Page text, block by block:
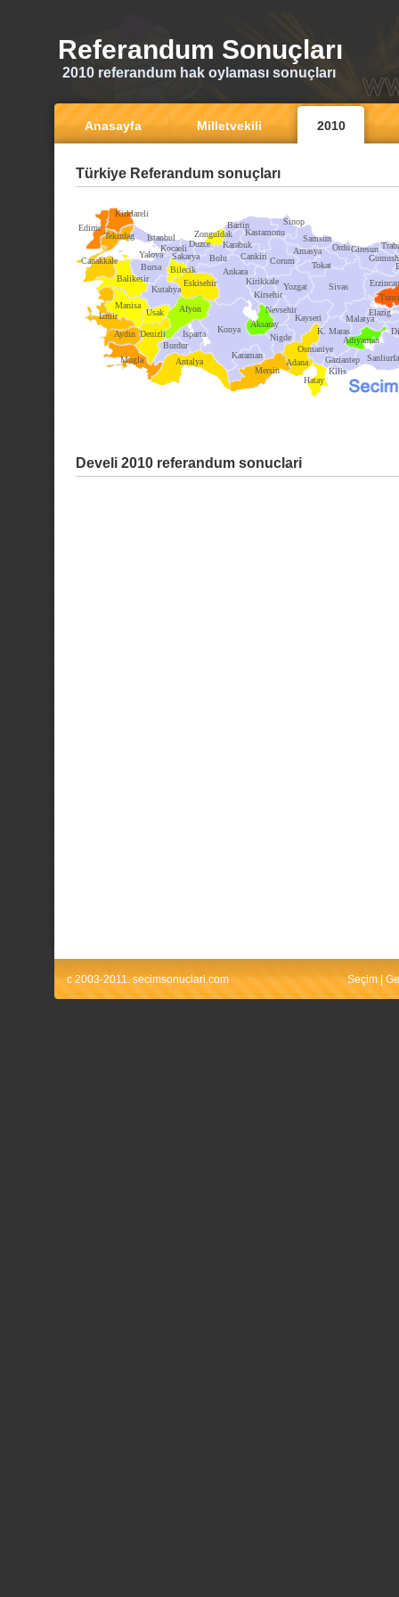
Referandum Sonuçları
2010 referandum hak oylaması sonuçları
Anasayfa Milletvekili 2010
Türkiye Referandum sonuçları
Ankara
Kirklareli
Edirne
Tekirdag
Canakkale
Balikesir
Bursa
Istanbul
Kocaeli
Sakarya
Zonguldak
Bolu
Bilecik
Eskisehir
Kutahya
Manisa
Izmir
Aydin
Mugla
Denizli
Burdur
Usak Afyon
Isparta
Antalya
Konya
Mersin
Kirsehir
Cankiri
Kastamonu
Sinop
Corum
Yozgat
Nevsehir
Nigde
Adana
Hatay
K. Maras
Kayseri
Sivas
Tokat
Amasya
Samsun
OrduGiresun
Erzincan
Malatya
Gaziantep Sanliurfa
Adiyaman
Elazig
Kirikkale
Karaman
Aksaray
Kilis
Duzce Karabuk
Bartin
Osmaniye
Yalova
Develi 2010 referandum sonuclari
c 2003-2011. secimsonuclari.com Seçim